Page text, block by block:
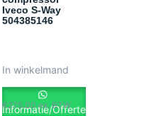
Iveco S-Way
504385146
€275.00 ex. BTW
In winkelmand
Informatie/Offerte